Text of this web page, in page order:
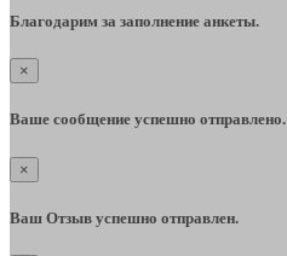
Благодарим за заполнение анкеты.
×
Ваше сообщение успешно отправлено.
×
Ваш Отзыв успешно отправлен.